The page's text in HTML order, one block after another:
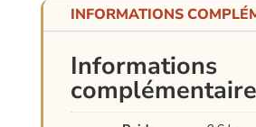
INFORMATIONS
Informations